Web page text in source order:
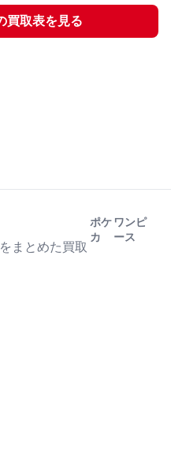
買取表を見る
まとめた買取
ポケ
カ
ワンピ
ース